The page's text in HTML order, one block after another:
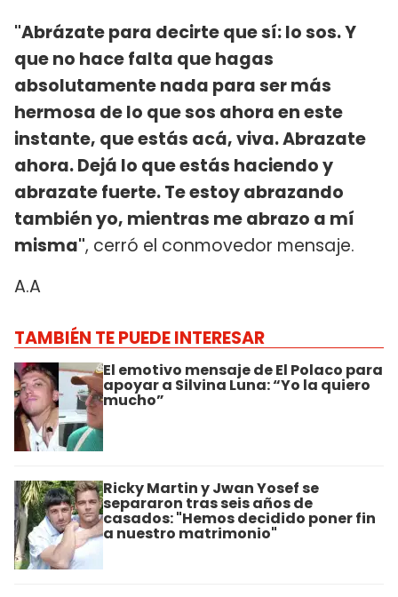
"Abrázate para decirte que sí: lo sos. Y
que no hace falta que hagas
absolutamente nada para ser más
hermosa de lo que sos ahora en este
instante, que estás acá, viva. Abrazate
ahora. Dejá lo que estás haciendo y
abrazate fuerte. Te estoy abrazando
también yo, mientras me abrazo a mí
misma", cerró el conmovedor mensaje.
A.A
TAMBIÉN TE PUEDE INTERESAR
El emotivo mensaje de El Polaco para
apoyar a Silvina Luna: “Yo la quiero
mucho”
Ricky Martin y Jwan Yosef se
separaron tras seis años de
casados: "Hemos decidido poner fin
a nuestro matrimonio"